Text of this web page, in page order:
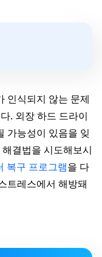
인식되지 않는 문제
. 외장 하드 드라이
가능성이 있음을 잊
결법을 시도해보시
복구 프로그램을 다
트레스에서 해방돼